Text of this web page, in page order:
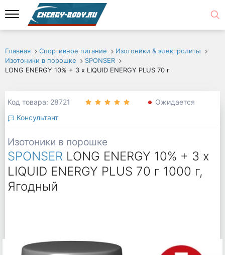
Главная Спортивное питание
Изотоники & электролиты
Изотоники в порошке
SPONSER
LONG ENERGY 10% + 3 x LIQUID ENERGY PLUS 70 г
Код товара: 28721
Ожидается
Консультант
Изотоники в порошке
SPONSER LONG ENERGY 10% + 3 x
LIQUID ENERGY PLUS 70 г 1000 г,
Ягодный